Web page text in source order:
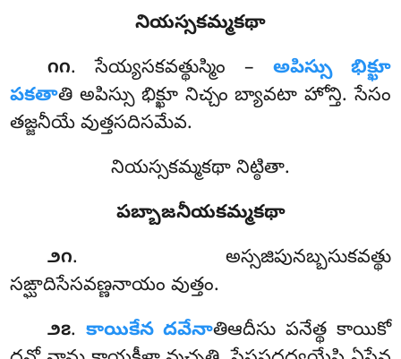
నియస్సకమ్మకథా
౧౧. సేయ్యసకవత్థుస్మిం – అపిస్సు భిక్ఖూ
పకతాతి అపిస్సు భిక్ఖూ నిచ్చం బ్యావటా హోన్తి. సేసం
తజ్జనీయే వుత్తసదిసమేవ.
నియస్సకమ్మకథా నిట్ఠితా.
పబ్బాజనీయకమ్మకథా
౨౧. అస్సజిపునబ్బసుకవత్థు
సఙ్ఘాదిసేసవణ్ణనాయం వుత్తం.
౨౭. కాయికేన దవేనాతిఆదీసు పనేత్థ కాయికో